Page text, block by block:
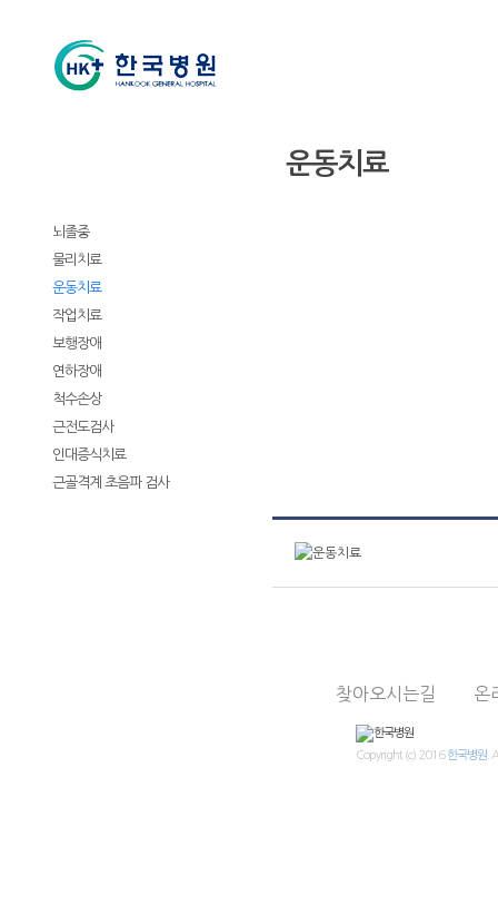
뇌졸중
물리치료
운동치료
작업치료
보행장애
연하장애
척수손상
근전도검사
인대증식치료
근골격계 초음파 검사
운동치료
찾아오시는길 온
Copyright (c) 2016한국병원.